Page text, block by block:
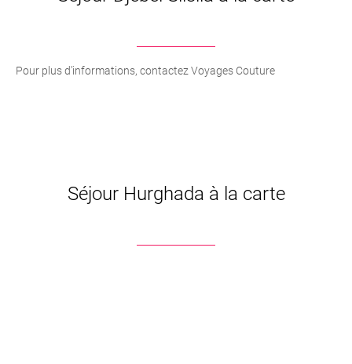
Pour plus d’informations, contactez Voyages Couture
Séjour Hurghada à la carte